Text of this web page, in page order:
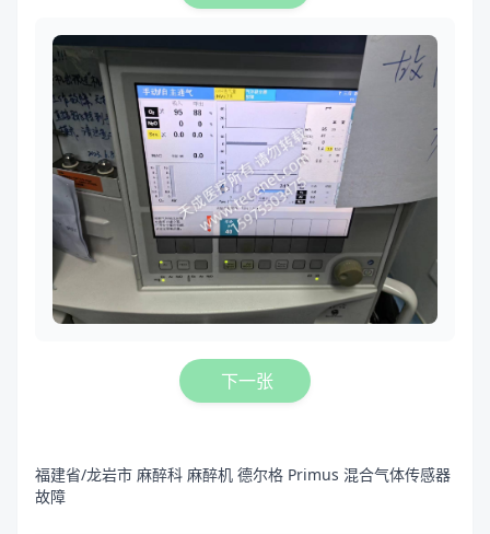
下一张
福建省/龙岩市 麻醉科 麻醉机 德尔格 Primus 混合气体传感器
故障